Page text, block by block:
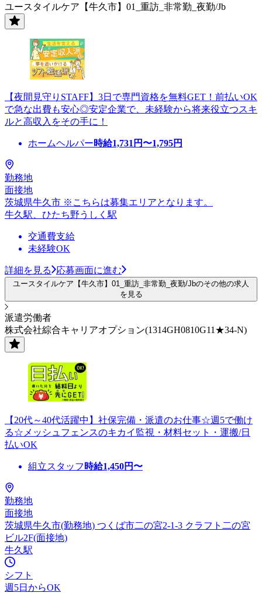
ユースタイルケア【牛久市】01_重訪_非常勤_夜勤/Jb
【夜間見守りSTAFF】3日で専門資格を無料GET！前払いOK
で急な出費も安心◎安定企業で、未経験から将来役立つスキ
ルと高収入をその手に！
ホームヘルパー時給1,731 円〜1,795円
勤務地
面接地
茨城県牛久市 ※こちらは募集エリアとなります。
牛久駅、ひたち野うしく駅
交通費支給
未経験OK
詳細を見る 応募画面に進む
ユースタイルケア【牛久市】01_重訪_非常勤_夜勤/Jbのその他の求人
を見る
派遣労働者
株式会社綜合キャリアオプション(1314GH0810G11★34-N)
【20代～40代活躍中】社保完備・派遣のお仕事☆週5で働け
る☆メッシュフェンスのキカイ監視・材料セット・運搬/日
払いOK
組立スタッフ 時給1,450円〜
勤務地
面接地
茨城県牛久市(勤務地) つくば市二の宮2-1-3 クラフト二の宮
ビル2F(面接地)
牛久駅
シフト
週5日からOK